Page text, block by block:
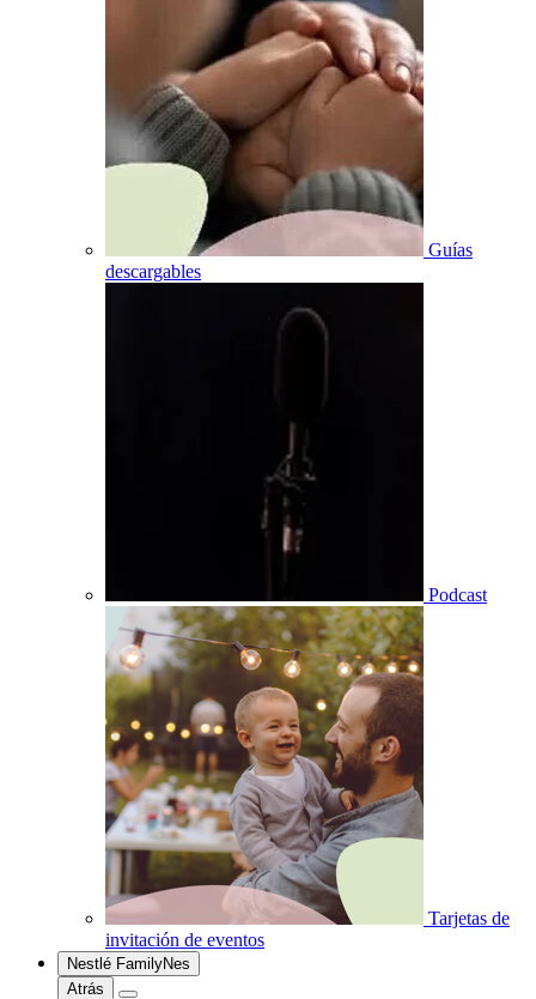
Guías
descargables
Podcast
Tarjetas de
invitación de eventos
Nestlé FamilyNes
Atrás